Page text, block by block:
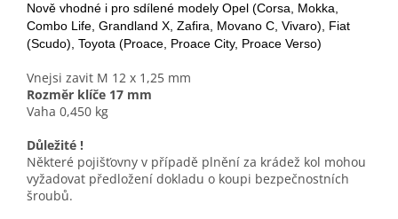
Nově vhodné i pro sdílené modely Opel (Corsa, Mokka,
Combo Life, Grandland X, Zafira, Movano C, Vivaro), Fiat
(Scudo), Toyota (Proace, Proace City, Proace Verso)
Vnejsi zavit M 12 x 1,25 mm
Rozměr klíče 17 mm
Vaha 0,450 kg
Důležité !
Některé pojišťovny v případě plnění za krádež kol mohou
vyžadovat předložení dokladu o koupi bezpečnostních
šroubů.